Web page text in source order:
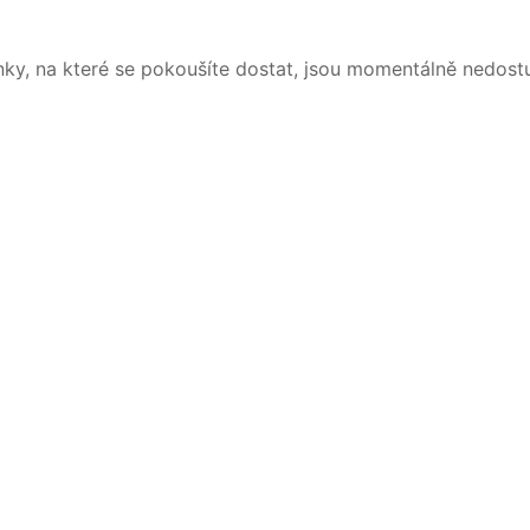
na které se pokoušíte dostat, jsou momentálně